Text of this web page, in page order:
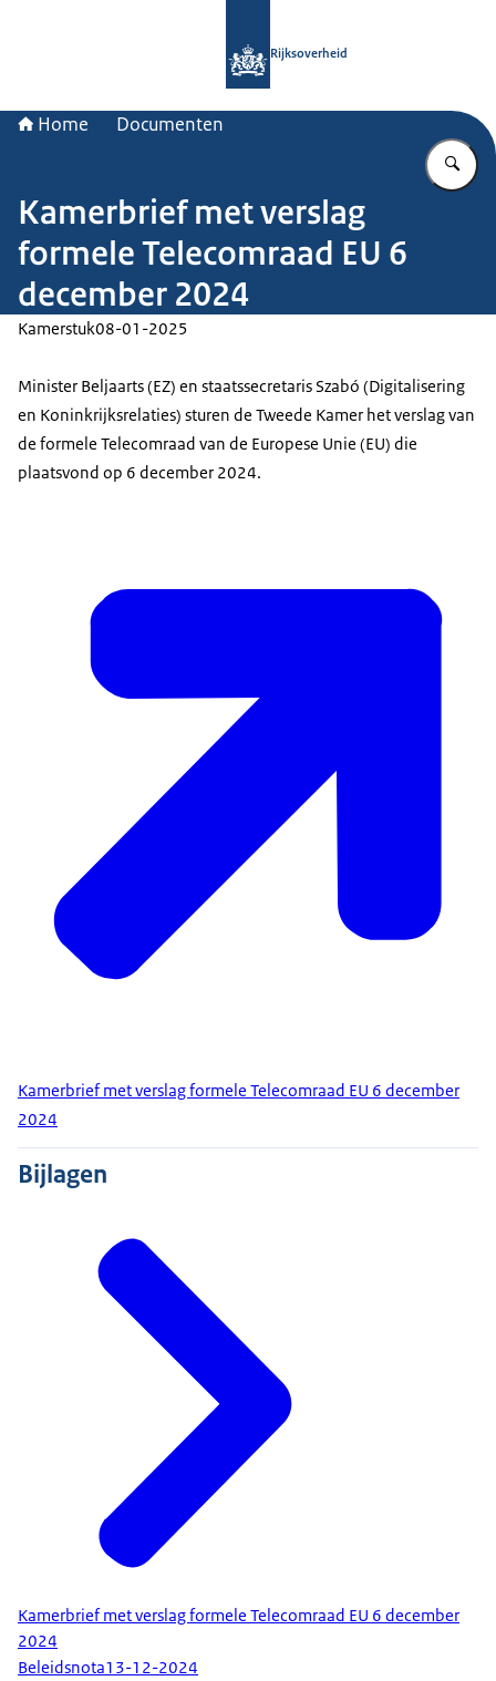
Rijksoverheid
Home Documenten
Kamerbrief met verslag
formele Telecomraad EU 6
december 2024
Kamerstuk08-01-2025
Minister Beljaarts (EZ) en staatssecretaris Szabó (Digitalisering
en Koninkrijksrelaties) sturen de Tweede Kamer het verslag van
de formele Telecomraad van de Europese Unie (EU) die
plaatsvond op 6 december 2024.
Kamerbrief met verslag formele Telecomraad EU 6 december
2024
Bijlagen
Kamerbrief met verslag formele Telecomraad EU 6 december
2024
Beleidsnota13-12-2024